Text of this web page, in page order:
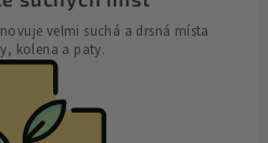
velmi suchá a drsná místa
kolena a paty.